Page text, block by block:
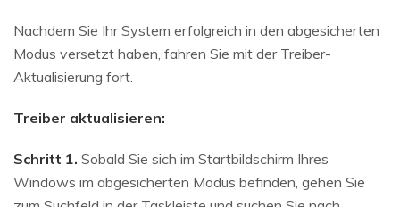
Nachdem Sie Ihr System erfolgreich in den abgesicherten
Modus versetzt haben, fahren Sie mit der Treiber-
Aktualisierung fort.
Treiber aktualisieren:
Schritt 1. Sobald Sie sich im Startbildschirm Ihres
Windows im abgesicherten Modus befinden, gehen Sie